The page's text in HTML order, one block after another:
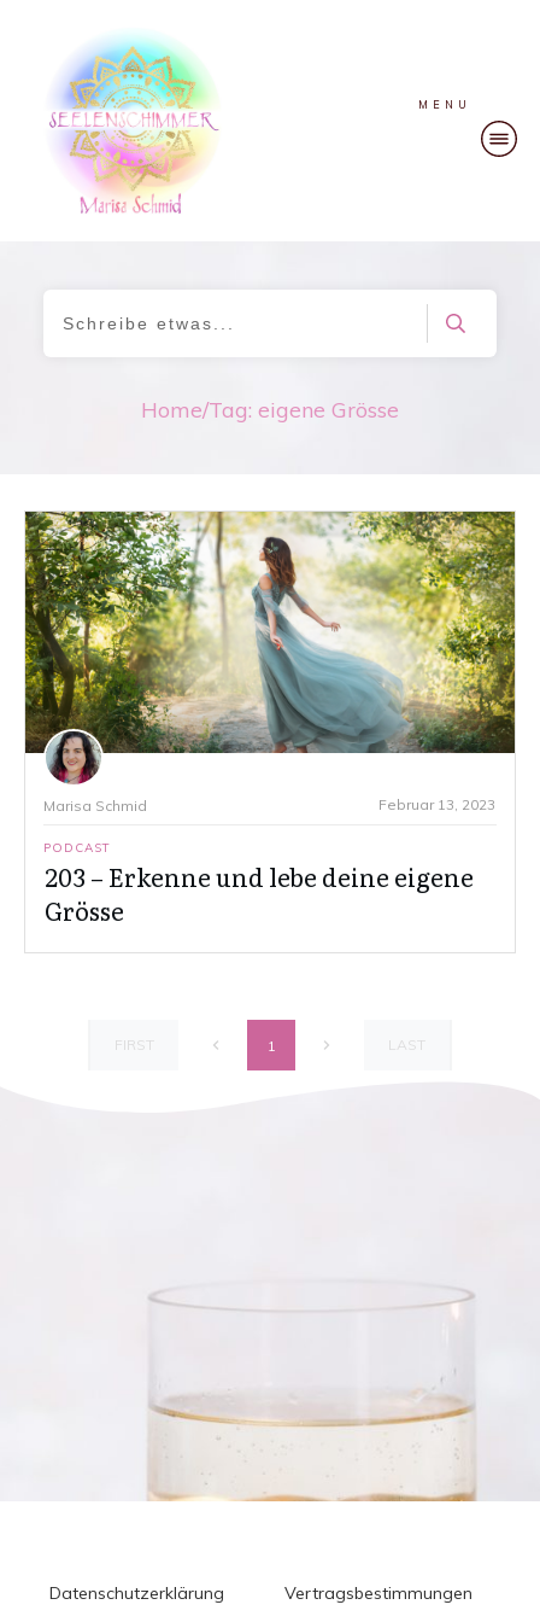
MENU
Home/Tag: eigene Grösse
Marisa Schmid Februar 13, 2023
PODCAST
203 – Erkenne und lebe deine eigene
Grösse
FIRST 1 LAST
Datenschutzerklärung
Vertragsbestimmungen